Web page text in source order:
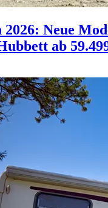
Neue
ab